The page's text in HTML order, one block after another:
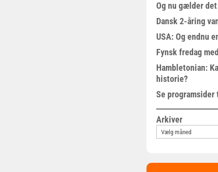
Og nu gælder
Dansk 2-åring
USA: Og endnu
Fynsk fredag
Hambletonian:
historie?
Se
Arkiver